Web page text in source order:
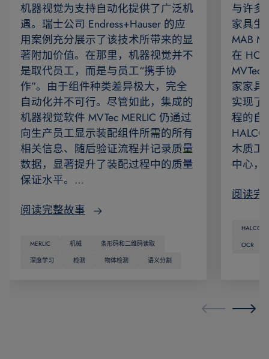
机器视觉为支持自动化提供了广泛机
遇。瑞士公司 Endress+Hauser 的应
用案例充分展示了该技术所带来的显
著附加价值。在那里，机器视觉并不
是取代员工，而是与员工“携手协
作”。由于组件种类差异极大，完全
自动化并不可行。尽管如此，集成的
机器视觉软件 MVTec MERLIC 仍通过
向生产员工显示装配组件所需的所有
相关信息、随后验证流程并记录质量
数据，显著提升了装配过程中的质量
保证水平。…
阅读完整故事
MERLIC 机械
条形码和二维码读取
深度学习
检测 物体检测 语义分割
与许多
家具生
MAB
在
MVTec
家家具
实现了
程的自
木质工
中心，
阅读完
HALCON
OCR